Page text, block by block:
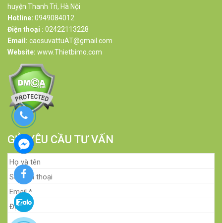
huyện Thanh Trì, Hà Nội
Hotline: 0949084012
Điện thoại : 02422113228
Email: caosuvattuAT@gmail.com
Website: www.Thietbimo.com
GỬI YÊU CẦU TƯ VẤN